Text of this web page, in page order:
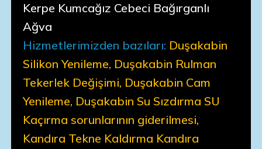
Kerpe Kumcağız Cebeci Bağırganlı
Ağva
Hizmetlerimizden bazıları: Duşakabin
Silikon Yenileme, Duşakabin Rulman
Tekerlek Değişimi, Duşakabin Cam
Yenileme, Duşakabin Su Sızdırma SU
Kaçırma sorunlarının giderilmesi,
Kandıra Tekne Kaldırma Kandıra